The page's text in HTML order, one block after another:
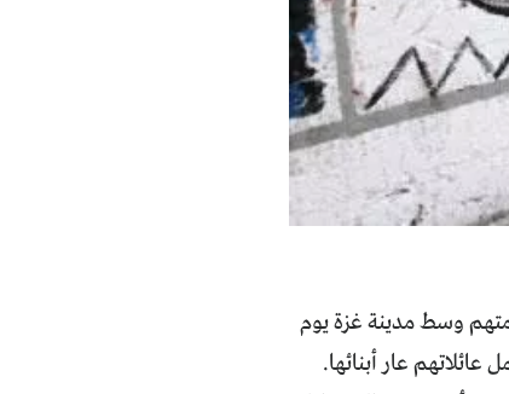
وسط مدينة غزة يوم
تتحمل عائلاتهم عار أبنائها.